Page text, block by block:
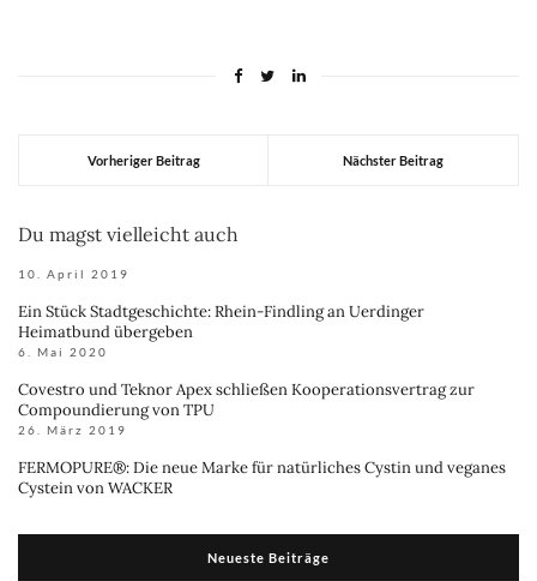
Vorheriger Beitrag Nächster Beitrag
Du magst vielleicht auch
10. April 2019
Ein Stück Stadtgeschichte: Rhein-Findling an Uerdinger
Heimatbund übergeben
6. Mai 2020
Covestro und Teknor Apex schließen Kooperationsvertrag zur
Compoundierung von TPU
26. März 2019
FERMOPURE®: Die neue Marke für natürliches Cystin und veganes
Cystein von WACKER
Neueste Beiträge